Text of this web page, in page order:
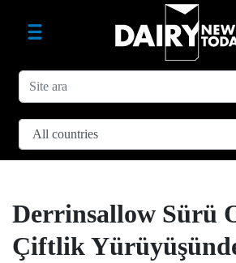
Derrinsallow Sürü
Çiftlik